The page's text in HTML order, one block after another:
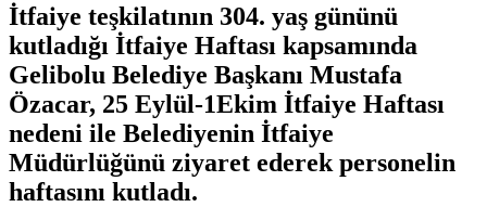
İtfaiye teşkilatının 304. yaş gününü
kutladığı İtfaiye Haftası kapsamında
Gelibolu Belediye Başkanı Mustafa
Özacar, 25 Eylül-1Ekim İtfaiye Haftası
nedeni ile Belediyenin İtfaiye
Müdürlüğünü ziyaret ederek personelin
haftasını kutladı.